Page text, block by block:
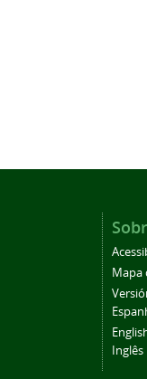
Mapa
Inglês